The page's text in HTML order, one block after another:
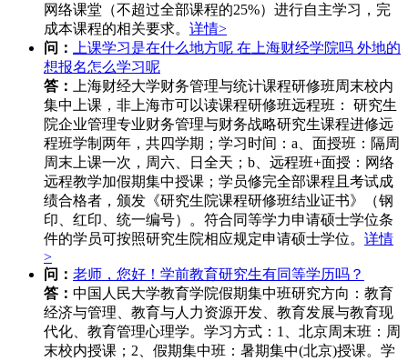
网络课堂（不超过全部课程的25%）进行自主学习，完
成本课程的相关要求。 详情>
问：
上课学习是在什么地方呢 在上海财经学院吗 外地的
想报名怎么学习呢
答：
上海财经大学财务管理与统计课程研修班周末校内
集中上课，非上海市可以读课程研修班远程班： 研究生
院企业管理专业财务管理与财务战略研究生课程进修远
程班学制两年，共四学期；学习时间：a、面授班：隔周
周末上课一次，周六、日全天；b、远程班+面授：网络
远程教学加假期集中授课；学员修完全部课程且考试成
绩合格者，颁发《研究生院课程研修班结业证书》（钢
印、红印、统一编号）。符合同等学力申请硕士学位条
件的学员可按照研究生院相应规定申请硕士学位。 详情
>
问： 老师，您好！学前教育研究生有同等学历吗？
答： 中国人民大学教育学院假期集中班研究方向：教育
经济与管理、教育与人力资源开发、教育发展与教育现
代化、教育管理心理学。学习方式：1、北京周末班：周
末校内授课；2、假期集中班：暑期集中(北京)授课。学